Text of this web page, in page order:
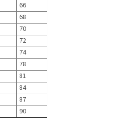
66
68
70
72
74
78
81
84
87
90